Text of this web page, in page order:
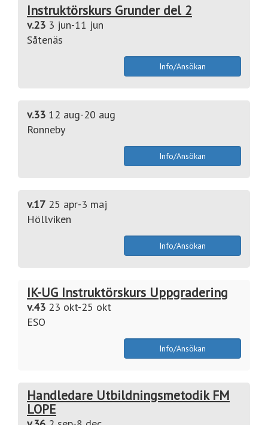
Instruktörskurs Grunder del 2
v.23 3 jun-11 jun
Såtenäs
Info/Ansökan
v.33 12 aug-20 aug
Ronneby
Info/Ansökan
v.17 25 apr-3 maj
Höllviken
Info/Ansökan
IK-UG Instruktörskurs Uppgradering
v.43 23 okt-25 okt
ESO
Info/Ansökan
Handledare Utbildningsmetodik FM
LOPE